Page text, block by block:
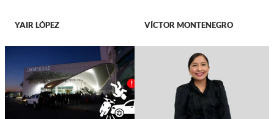
YAIR LÓPEZ VÍCTOR MONTENEGRO